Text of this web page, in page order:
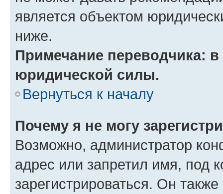
является объектом
ниже.
Примечание переводчика:
юридической силы.
Вернуться к началу
Почему я не могу
Возможно, администратор
адрес или запретил имя, под
зарегистрироваться. Он